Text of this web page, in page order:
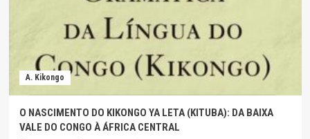
A. Kikongo
O NASCIMENTO DO KIKONGO YA LETA (KITUBA): DA BAIXA
VALE DO CONGO À ÁFRICA CENTRAL